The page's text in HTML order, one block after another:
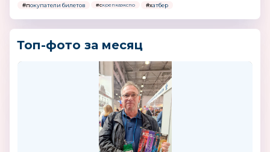
#покупатели билетов #скрепкаэкспо #хатбер
Топ-фото за месяц